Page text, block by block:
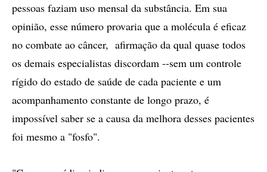
pessoas faziam uso mensal da substância. Em sua
opinião, esse número provaria que a molécula é eficaz
no combate ao câncer, afirmação da qual quase todos
os demais especialistas discordam --sem um controle
rígido do estado de saúde de cada paciente e um
acompanhamento constante de longo prazo, é
impossível saber se a causa da melhora desses pacientes
foi mesmo a "fosfo".